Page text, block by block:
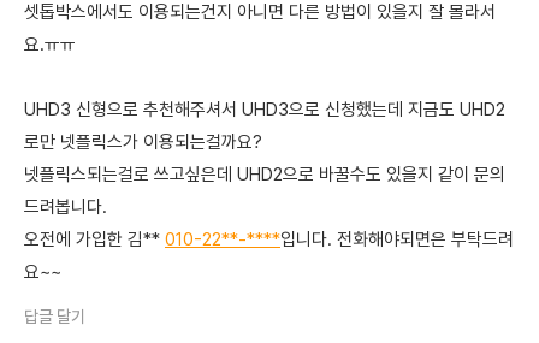
셋톱박스에서도 이용되는건지 아니면 다른 방법이 있을지 잘 몰라서
요.ㅠㅠ
UHD3 신형으로 추천해주셔서 UHD3으로 신청했는데 지금도 UHD2
로만 넷플릭스가 이용되는걸까요?
넷플릭스되는걸로 쓰고싶은데 UHD2으로 바꿀수도 있을지 같이 문의
드려봅니다.
오전에 가입한 김** 010-22**-****입니다. 전화해야되면은 부탁드려
요~~
답글 달기